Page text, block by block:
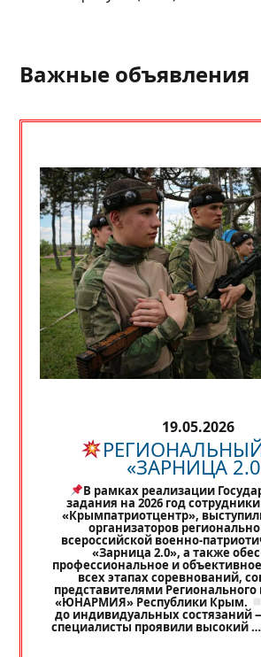
Важные объявления
19.05.2026
«ЗАРНИЦА
В рамках реализации
задания на 2026 год
«Крымпатриотцентр»,
организаторов
всероссийской военно-
«Зарница 2.0», а также
профессиональное и
всех этапах соревнований,
представителями
«ЮНАРМИЯ» Республики Крым.
до индивидуальных состязаний
специалисты проявили высокий …